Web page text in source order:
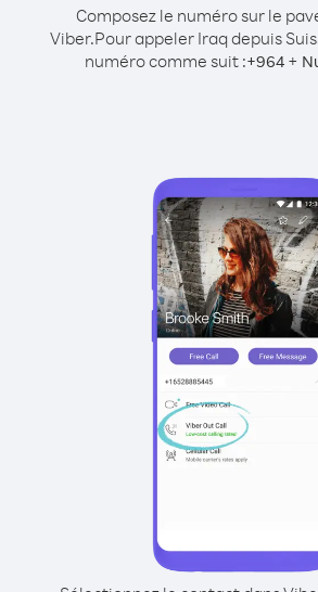
Composez le numéro sur le
Viber.Pour appeler Iraq depuis
numéro comme suit :+964 +